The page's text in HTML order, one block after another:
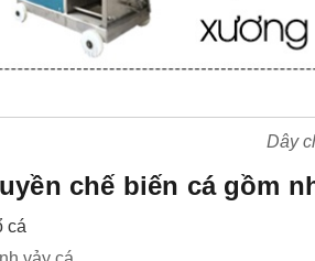
Dây
chế biến cá gồm
cá